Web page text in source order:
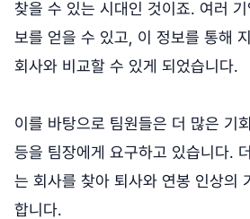
찾을 수 있는 시대인 것이죠. 여러
보를 얻을 수 있고, 이 정보를 통해
회사와 비교할 수 있게 되었습니다.
이를 바탕으로 팀원들은 더 많은 기
등을 팀장에게 요구하고 있습니다.
는 회사를 찾아 퇴사와 연봉 인상의
합니다.